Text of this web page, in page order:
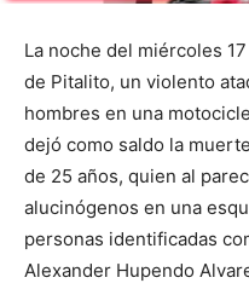
La noche del miércoles
de Pitalito, un violento
hombres en una
dejó como saldo la
de 25 años, quien al
alucinógenos en una
personas identificadas
Alexander Hupendo